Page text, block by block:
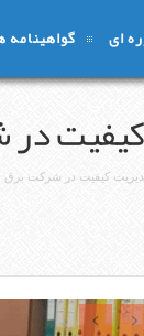
ای گواهینامه
کیفیت در شرکت برق